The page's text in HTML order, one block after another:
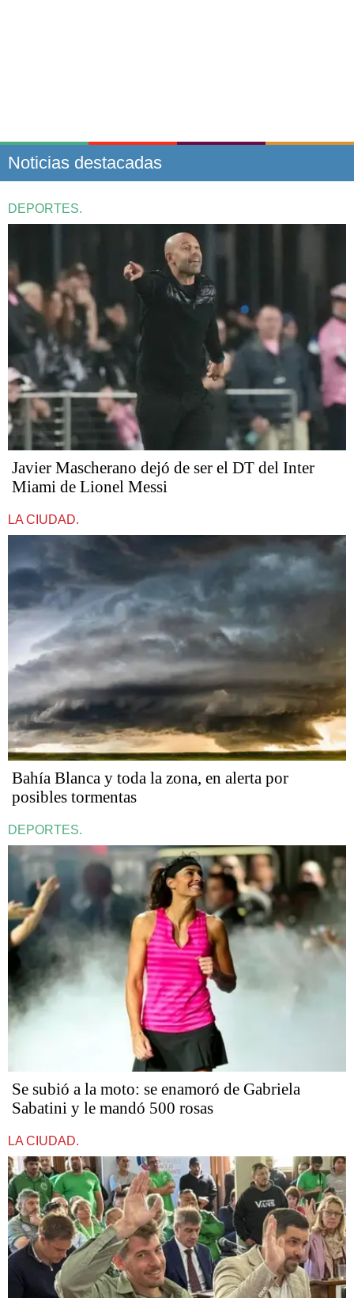
Noticias destacadas
DEPORTES.
Javier Mascherano dejó de ser el DT del Inter
Miami de Lionel Messi
LA CIUDAD.
Bahía Blanca y toda la zona, en alerta por
posibles tormentas
DEPORTES.
Se subió a la moto: se enamoró de Gabriela
Sabatini y le mandó 500 rosas
LA CIUDAD.